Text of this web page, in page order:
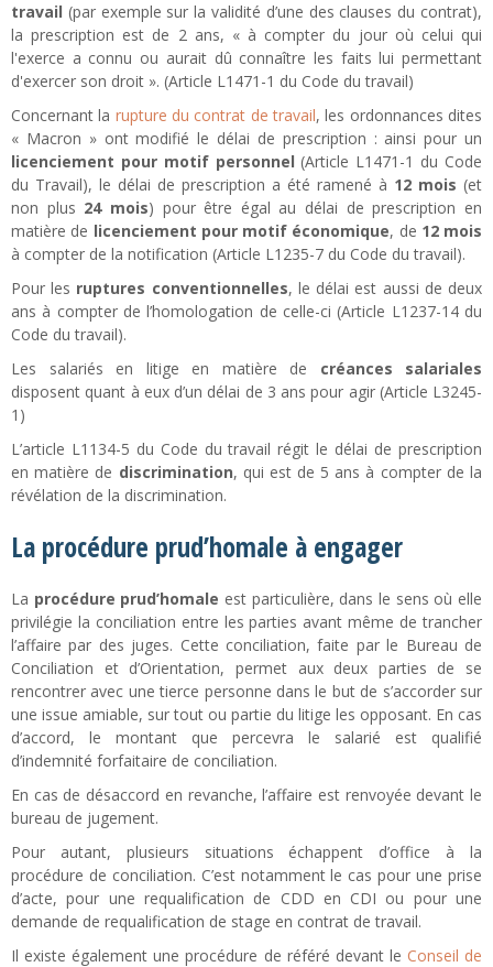
travail (par exemple sur la validité d’une des clauses du contrat),
la prescription est de 2 ans, « à compter du jour où celui qui
l'exerce a connu ou aurait dû connaître les faits lui permettant
d'exercer son droit ». (Article L1471-1 du Code du travail)
Concernant la rupture du contrat de travail, les ordonnances dites
« Macron » ont modifié le délai de prescription : ainsi pour un
licenciement pour motif personnel (Article L1471-1 du Code
du Travail), le délai de prescription a été ramené à 12 mois (et
non plus 24 mois) pour être égal au délai de prescription en
matière de licenciement pour motif économique, de 12 mois
à compter de la notification (Article L1235-7 du Code du travail).
Pour les ruptures conventionnelles, le délai est aussi de deux
ans à compter de l’homologation de celle-ci (Article L1237-14 du
Code du travail).
Les salariés en litige en matière de créances salariales
disposent quant à eux d’un délai de 3 ans pour agir (Article L3245-
1)
L’article L1134-5 du Code du travail régit le délai de prescription
en matière de discrimination, qui est de 5 ans à compter de la
révélation de la discrimination.
La procédure prud’homale à engager
La procédure prud’homale est particulière, dans le sens où elle
privilégie la conciliation entre les parties avant même de trancher
l’affaire par des juges. Cette conciliation, faite par le Bureau de
Conciliation et d’Orientation, permet aux deux parties de se
rencontrer avec une tierce personne dans le but de s’accorder sur
une issue amiable, sur tout ou partie du litige les opposant. En cas
d’accord, le montant que percevra le salarié est qualifié
d’indemnité forfaitaire de conciliation.
En cas de désaccord en revanche, l’affaire est renvoyée devant le
bureau de jugement.
Pour autant, plusieurs situations échappent d’office à la
procédure de conciliation. C’est notamment le cas pour une prise
d’acte, pour une requalification de CDD en CDI ou pour une
demande de requalification de stage en contrat de travail.
Il existe également une procédure de référé devant le Conseil de